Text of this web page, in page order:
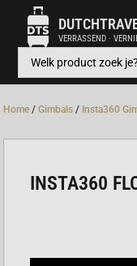
VERRASSEND ·
Home /Gimbals / Insta360
INSTA360